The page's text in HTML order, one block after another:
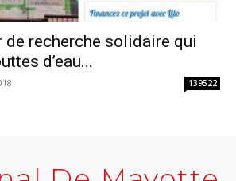
de recherche solidaire qui
d’eau...
139522